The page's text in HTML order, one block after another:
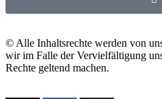
© Alle Inhaltsrechte werden von
wir im Falle der Vervielfältigung
Rechte geltend machen.